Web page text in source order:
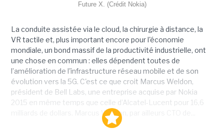
Future X. (Crédit Nokia)
La conduite assistée via le cloud, la chirurgie à distance, la
VR tactile et, plus important encore pour l'économie
mondiale, un bond massif de la productivité industrielle, ont
une chose en commun : elles dépendent toutes de
l’amélioration de l'infrastructure réseau mobile et de son
évolution vers la 5G. C'est ce que croit Marcus Weldon,
président de Bell Labs, une entreprise acquise par Nokia
2015 en même temps que celle d’Alcatel-Lucent pour 16,6
milliards de dollars. Marcus Weldon, par ailleurs CTO de...